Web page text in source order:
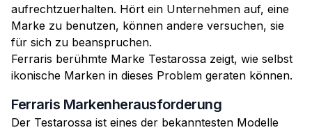
aufrechtzuerhalten. Hört ein Unternehmen auf, eine
Marke zu benutzen, können andere versuchen, sie
für sich zu beanspruchen.
Ferraris berühmte Marke Testarossa zeigt, wie selbst
ikonische Marken in dieses Problem geraten können.
Ferraris Markenherausforderung
Der Testarossa ist eines der bekanntesten Modelle